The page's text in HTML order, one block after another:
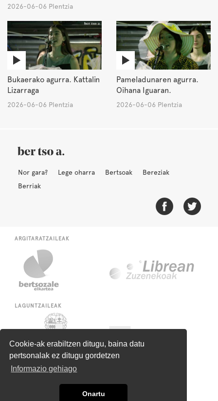
Cookie-ak erabiltzen ditugu, baina datu
pertsonalak ez ditugu gordetzen
Informazio gehiago
Onartu
2026-06-06 Plentzia
Bukaerako agurra. Kattalin
Lizarraga
2026-06-06 Plentzia
Pameladunaren agurra.
Oihana Iguaran.
2026-06-06 Plentzia
Nor gara? Lege oharra Bertsoak
Bereziak
Berriak
ARGITARATZAILEAK
LAGUNTZAILEAK